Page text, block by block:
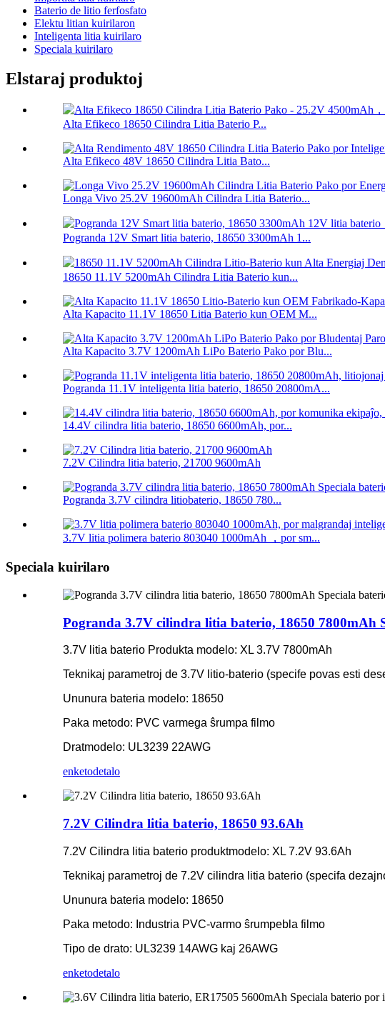
Baterio de litio ferfosfato
Elektu litian kuirilaron
Inteligenta litia kuirilaro
Speciala kuirilaro
Elstaraj produktoj
Alta Efikeco 18650 Cilindra Litia Baterio P...
Alta Efikeco 48V 18650 Cilindra Litia Bato...
Longa Vivo 25.2V 19600mAh Cilindra Litia Baterio...
Pogranda 12V Smart litia baterio, 18650 3300mAh 1...
18650 11.1V 5200mAh Cilindra Litia Baterio kun...
Alta Kapacito 11.1V 18650 Litia Baterio kun OEM M...
Alta Kapacito 3.7V 1200mAh LiPo Baterio Pako por Blu...
Pogranda 11.1V inteligenta litia baterio, 18650 20800mA...
14.4V cilindra litia baterio, 18650 6600mAh, por...
7.2V Cilindra litia baterio, 21700 9600mAh
Pogranda 3.7V cilindra litiobaterio, 18650 780...
3.7V litia polimera baterio 803040 1000mAh ，por sm...
Speciala kuirilaro
Pogranda 3.7V cilindra litia baterio, 18650 7800mAh
3.7V litia baterio Produkta modelo: XL 3.7V 7800mAh
Teknikaj parametroj de 3.7V litio-baterio (specife povas esti
Ununura bateria modelo: 18650
Paka metodo: PVC varmega ŝrumpa filmo
Dratmodelo: UL3239 22AWG
enketodetalo
7.2V Cilindra litia baterio, 18650 93.6Ah
7.2V Cilindra litia baterio produktmodelo: XL 7.2V 93.6Ah
Teknikaj parametroj de 7.2V cilindra litia baterio (specifa
Ununura bateria modelo: 18650
Paka metodo: Industria PVC-varmo ŝrumpebla filmo
Tipo de drato: UL3239 14AWG kaj 26AWG
enketodetalo